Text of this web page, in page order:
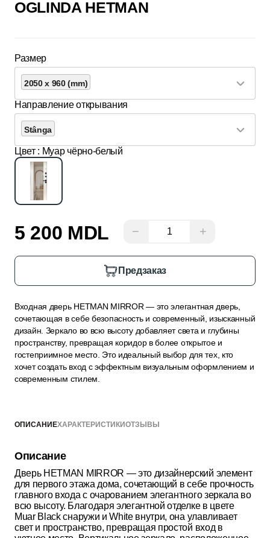
OGLINDA HETMAN
Размер
2050 x 960 (mm)
Направление открывания
Stânga
Цвет : Муар чёрно-белый
5 200 MDL − +
Предзаказ
Входная дверь HETMAN MIRROR — это элегантная дверь,
сочетающая в себе безопасность и современный, изысканный
дизайн. Зеркало во всю высоту добавляет света и глубины
пространству, превращая коридор в более открытое и
гостеприимное место. Это идеальный выбор для тех, кто
хочет создать вход с эффектным визуальным оформлением и
современным стилем.
ОПИСАНИЕХАРАКТЕРИСТИКИОТЗЫВЫ
Описание
Дверь HETMAN MIRROR — это дизайнерский элемент
для первого этажа дома, сочетающий в себе прочность
главного входа с очарованием элегантного зеркала во
всю высоту. Благодаря элегантной отделке в цвете
Muar Black снаружи и White внутри, она улавливает
свет и пространство, превращая простой вход в